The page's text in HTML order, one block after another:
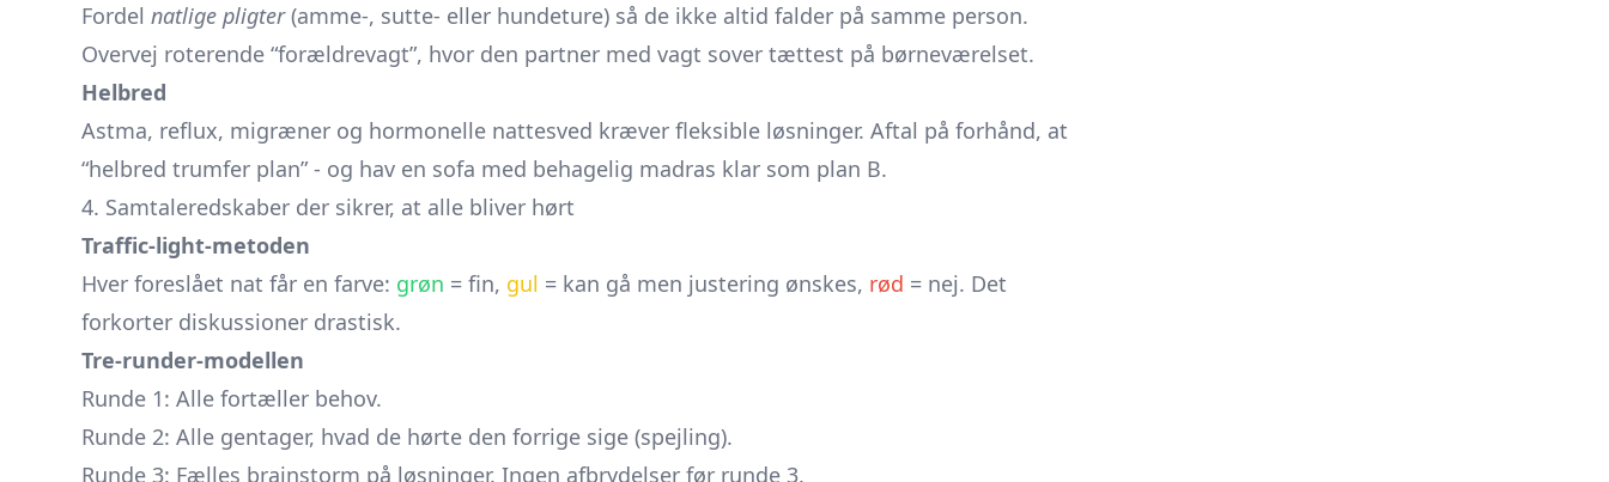
Fordel natlige pligter(amme-, sutte- eller hundeture) så de ikke altid falder på samme person.
Overvej roterende “forældrevagt”, hvor den partner med vagt sover tættest på børneværelset.
Helbred
Astma, reflux, migræner og hormonelle nattesved kræver fleksible løsninger. Aftal på forhånd, at
“helbred trumfer plan” - og hav en sofa med behagelig madras klar som plan B.
4. Samtaleredskaber der sikrer, at alle bliver hørt
Traffic-light-metoden
Hver foreslået nat får en farve: grøn = fin, gul = kan gå men justering ønskes, rød = nej. Det
forkorter diskussioner drastisk.
Tre-runder-modellen
Runde 1: Alle fortæller behov.
Runde 2: Alle gentager, hvad de hørte den forrige sige (spejling).
Runde 3: Fælles brainstorm på løsninger. Ingen afbrydelser før runde 3.